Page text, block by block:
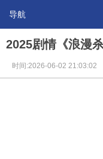
导航
2025剧情《浪漫
时间:2026-06-02 21:03:02